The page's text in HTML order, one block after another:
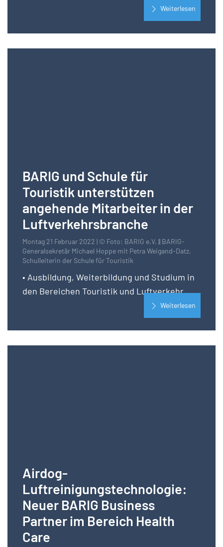
Weiterlesen
BARIG und Schule für
Touristik unterstützen
angehende Mitarbeiter in der
Luftverkehrsbranche
Montag 21 Februar 2022 | © Foto: BARIG e.V. || BARIG-
Generalsekretär Michael Hoppe mit Petra Weigand-Datz,
Schulleiterin der Schule für Touristik
• Ausbildung, Weiterbildung und Studium in
den Bereichen Touristik und Luftverkehr
Weiterlesen
Airdog-
Luftreinigungstechnologie:
Neuer BARIG Business
Partner im Bereich Health
Care